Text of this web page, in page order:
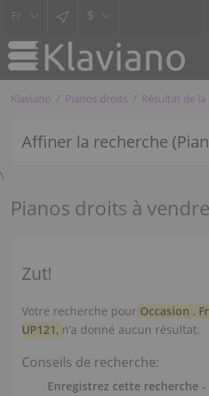
$
Klaviano Pianos droits Résultat de
Affiner la recherche
\
Pianos droits à vendre
Zut!
Votre recherche pour Occasion ,
UP121 , n’a donné aucun résultat.
Conseils de recherche:
Enregistrez cette recherche